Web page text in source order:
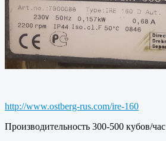
http://www.ostberg-rus.com/ire-160
Производительность 300-500 кубов/час